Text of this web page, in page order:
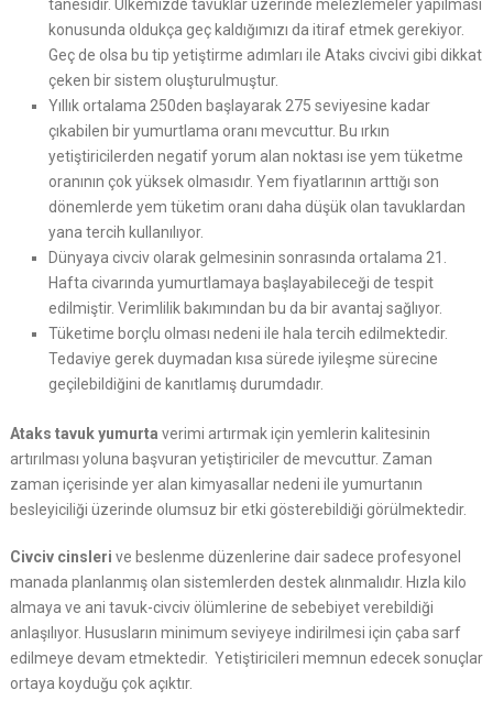
tanesidir. Ülkemizde tavuklar üzerinde melezlemeler yapılması
konusunda oldukça geç kaldığımızı da itiraf etmek gerekiyor.
Geç de olsa bu tip yetiştirme adımları ile Ataks civcivi gibi dikkat
çeken bir sistem oluşturulmuştur.
Yıllık ortalama 250den başlayarak 275 seviyesine kadar
çıkabilen bir yumurtlama oranı mevcuttur. Bu ırkın
yetiştiricilerden negatif yorum alan noktası ise yem tüketme
oranının çok yüksek olmasıdır. Yem fiyatlarının arttığı son
dönemlerde yem tüketim oranı daha düşük olan tavuklardan
yana tercih kullanılıyor.
Dünyaya civciv olarak gelmesinin sonrasında ortalama 21.
Hafta civarında yumurtlamaya başlayabileceği de tespit
edilmiştir. Verimlilik bakımından bu da bir avantaj sağlıyor.
Tüketime borçlu olması nedeni ile hala tercih edilmektedir.
Tedaviye gerek duymadan kısa sürede iyileşme sürecine
geçilebildiğini de kanıtlamış durumdadır.
Ataks tavuk yumurta verimi artırmak için yemlerin kalitesinin
artırılması yoluna başvuran yetiştiriciler de mevcuttur. Zaman
zaman içerisinde yer alan kimyasallar nedeni ile yumurtanın
besleyiciliği üzerinde olumsuz bir etki gösterebildiği görülmektedir.
Civciv cinsleri ve beslenme düzenlerine dair sadece profesyonel
manada planlanmış olan sistemlerden destek alınmalıdır. Hızla kilo
almaya ve ani tavuk-civciv ölümlerine de sebebiyet verebildiği
anlaşılıyor. Hususların minimum seviyeye indirilmesi için çaba sarf
edilmeye devam etmektedir. Yetiştiricileri memnun edecek sonuçlar
ortaya koyduğu çok açıktır.